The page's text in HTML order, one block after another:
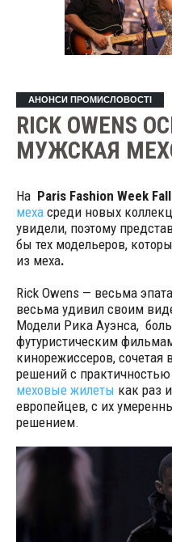
АНОНСИ ПРОМИСЛОВОСТІ
RICK OWENS
МУЖСКАЯ
На Paris Fashion Week
мехасреди новых
увидели, поэтому
бы тех модельеров,
из меха.
Rick Owens — весьма
весьма удивил своим
Модели Рика Ауэнса,
футуристическим
кинорежиссеров, сочетая
решений с практичностью
меховые жилеты как раз
европейцев, с их
решением.